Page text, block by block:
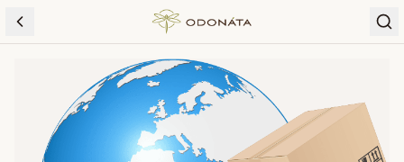
Skip to content